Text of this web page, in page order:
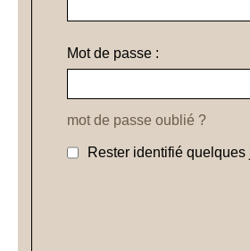
Mot de passe :
mot de passe oublié ?
Rester identifié quelques